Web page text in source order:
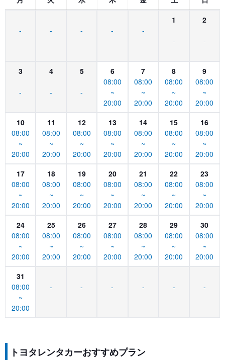
- - - - -
1
-
2
-
3
-
4
-
5
-
6
08:00
~
20:00
7
08:00
~
20:00
8
08:00
~
20:00
9
08:00
~
20:00
10
08:00
~
20:00
11
08:00
~
20:00
12
08:00
~
20:00
13
08:00
~
20:00
14
08:00
~
20:00
15
08:00
~
20:00
16
08:00
~
20:00
17
08:00
~
20:00
18
08:00
~
20:00
19
08:00
~
20:00
20
08:00
~
20:00
21
08:00
~
20:00
22
08:00
~
20:00
23
08:00
~
20:00
24
08:00
~
20:00
25
08:00
~
20:00
26
08:00
~
20:00
27
08:00
~
20:00
28
08:00
~
20:00
29
08:00
~
20:00
30
08:00
~
20:00
31
08:00
~
20:00
- - - - - -
トヨタレンタカーおすすめプラン